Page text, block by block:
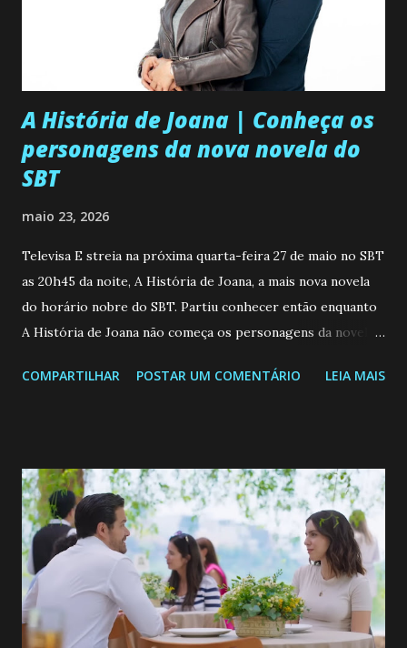
A História de Joana | Conheça os
personagens da nova novela do
SBT
maio 23, 2026
Televisa E streia na próxima quarta-feira 27 de maio no SBT
as 20h45 da noite, A História de Joana, a mais nova novela
do horário nobre do SBT. Partiu conhecer então enquanto
A História de Joana não começa os personagens da novela?
de 25/05/26 a 31/05/26 JOANA GUADALUPE (Camila
permanecer virgem até encontrar o homem que realmente
ama, o que não é fácil, já que dedica todas as suas energias a
se aprimorar, trabalhando, estudando e se orgulhando de
ser a primeira mulher da família a ingressar na
universidade. Ela tem uma personalidade muito alegre, é
muito madura para a idade, determinada, criativa e
empática. Detesta injustiças e é uma ótima amiga. Pode ser
COMPARTILHAR POSTAR UM COMENTÁRIO LEIA MAIS